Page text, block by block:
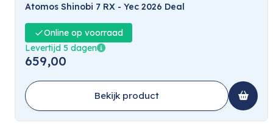
Atomos Shinobi 7 RX - Yec 2026 Deal
Online op voorraad
Levertijd 5 dagen
659,00
Bekijk product